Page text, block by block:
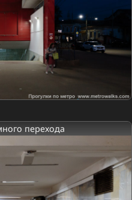
перехода